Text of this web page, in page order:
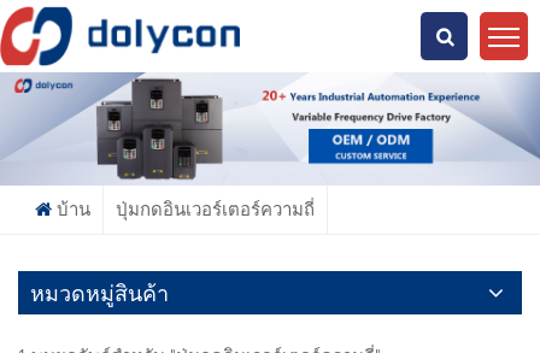
คุณกำลังมองหาอะไร?
บ้าน ปุ่มกดอินเวอร์เตอร์ความถี่
หมวดหมู่สินค้า